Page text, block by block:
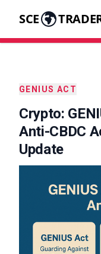
SCE
GENIUS ACT
Crypto:
Anti-CBDC
Update